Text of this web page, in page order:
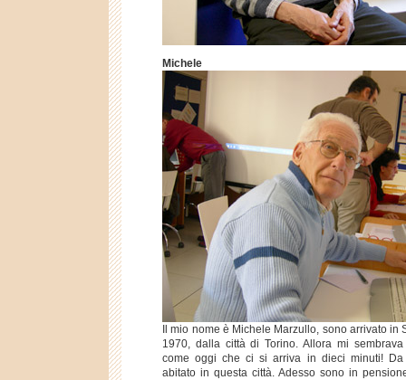
Michele
Il mio nome è Michele Marzullo, sono arrivato in
1970, dalla città di Torino. Allora mi
come oggi che ci si arriva in dieci minuti!
abitato in questa città. Adesso sono in